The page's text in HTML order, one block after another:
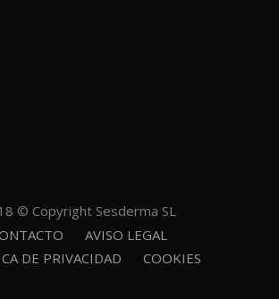
© Copyright Sesderma SL
AVISO LEGAL
DE PRIVACIDAD
COOKIES